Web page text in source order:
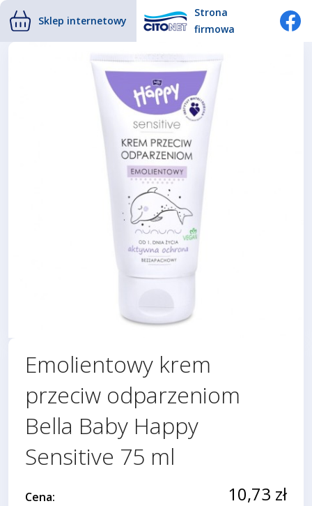
Sklep internetowy
Strona
firmowa
Emolientowy krem
przeciw odparzeniom
Bella Baby Happy
Sensitive 75 ml
Cena: 10,73 zł